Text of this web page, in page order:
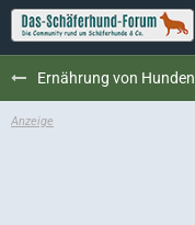
Ernährung von Hunden